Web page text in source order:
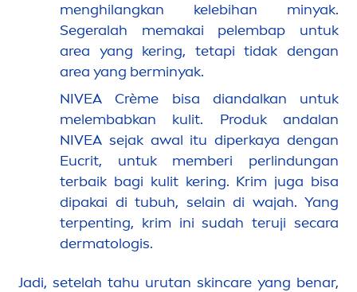
menghilangkan kelebihan minyak.
Segeralah memakai pelembap untuk
area yang kering, tetapi tidak dengan
area yang berminyak.
NIVEA Crème bisa diandalkan untuk
melembabkan kulit. Produk andalan
NIVEA sejak awal itu diperkaya dengan
Eucrit, untuk memberi perlindungan
terbaik bagi kulit kering. Krim juga bisa
dipakai di tubuh, selain di wajah. Yang
terpenting, krim ini sudah teruji secara
dermatologis.
Jadi, setelah tahu urutan skincare yang benar,